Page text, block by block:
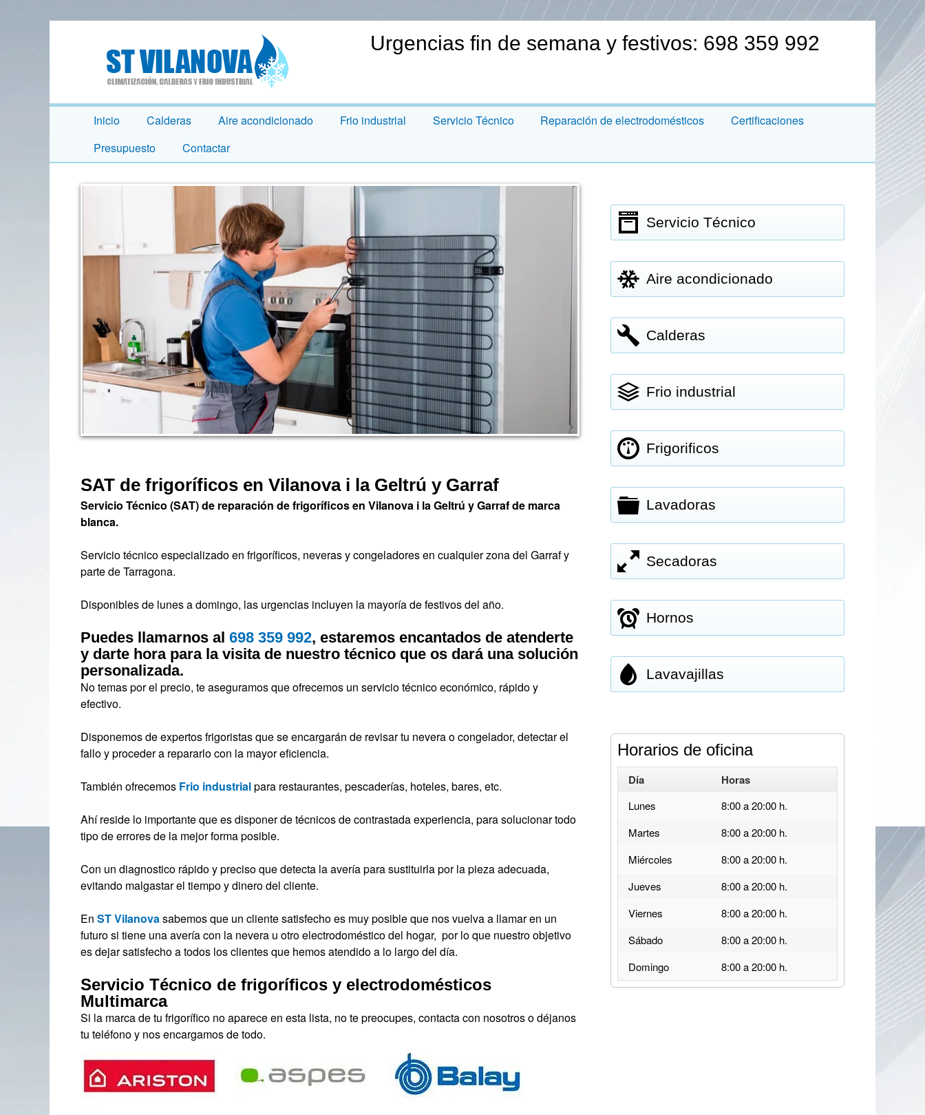
Urgencias fin de semana y festivos: 698 359 992
Inicio Calderas Aire acondicionado Frio industrial Servicio Técnico Reparación de electrodomésticos
Certificaciones
Presupuesto
Contactar
SAT de frigoríficos en Vilanova i la Geltrú y Garraf
Servicio Técnico (SAT) de reparación de frigoríficos en Vilanova i la Geltrú y Garraf de marca
blanca.
Servicio técnico especializado en frigoríficos, neveras y congeladores en cualquier zona del Garraf y
parte de Tarragona.
Disponibles de lunes a domingo, las urgencias incluyen la mayoría de festivos del año.
Puedes llamarnos al 698 359 992, estaremos encantados de atenderte
y darte hora para la visita de nuestro técnico que os dará una solución
personalizada.
No temas por el precio, te aseguramos que ofrecemos un servicio técnico económico, rápido y
efectivo.
Disponemos de expertos frigoristas que se encargarán de revisar tu nevera o congelador, detectar el
fallo y proceder a repararlo con la mayor eficiencia.
También ofrecemos Frio industrialpara restaurantes, pescaderías, hoteles, bares, etc.
Ahí reside lo importante que es disponer de técnicos de contrastada experiencia, para solucionar todo
tipo de errores de la mejor forma posible.
Con un diagnostico rápido y preciso que detecta la avería para sustituirla por la pieza adecuada,
evitando malgastar el tiempo y dinero del cliente.
En ST Vilanova sabemos que un cliente satisfecho es muy posible que nos vuelva a llamar en un
futuro si tiene una avería con la nevera u otro electrodoméstico del hogar, por lo que nuestro objetivo
es dejar satisfecho a todos los clientes que hemos atendido a lo largo del día.
Servicio Técnico de frigoríficos y electrodomésticos
Multimarca
Si la marca de tu frigorífico no aparece en esta lista, no te preocupes, contacta con nosotros o déjanos
tu teléfono y nos encargamos de todo.
Servicio Técnico
Aire acondicionado
Calderas
Frio industrial
Frigorificos
Lavadoras
Secadoras
Hornos
Lavavajillas
Horarios de oficina
Día Horas
Lunes
8:00 a 20:00 h.
Martes
8:00 a 20:00 h.
Miércoles
8:00 a 20:00 h.
Jueves
8:00 a 20:00 h.
Viernes
8:00 a 20:00 h.
Sábado
8:00 a 20:00 h.
Domingo
8:00 a 20:00 h.